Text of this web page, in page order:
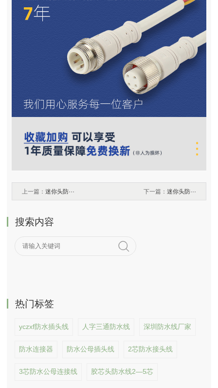
上一篇： 迷你头防··· 下一篇： 迷你头防···
搜索内容
热门标签
yczxf防水插头线 人字三通防水线 深圳防水线厂家
防水连接器 防水公母插头线 2芯防水接头线
3芯防水公母连接线 胶芯头防水线2—5芯